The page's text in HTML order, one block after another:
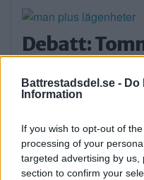
Battrestadsdel.se - Do
Information
If you wish to opt-out of
processing of your
targeted advertising by
section to confirm your
Debatt:
betong
– […]